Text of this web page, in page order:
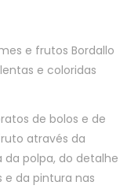
e frutos Bordallo
e coloridas
de bolos e de
através da
polpa, do detalhe
e da pintura nas